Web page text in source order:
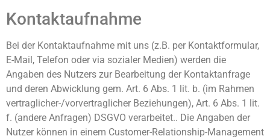
Kontaktaufnahme
Bei der Kontaktaufnahme mit uns (z.B. per Kontaktformular,
E-Mail, Telefon oder via sozialer Medien) werden die
Angaben des Nutzers zur Bearbeitung der Kontaktanfrage
und deren Abwicklung gem. Art. 6 Abs. 1 lit. b. (im Rahmen
vertraglicher-/vorvertraglicher Beziehungen), Art. 6 Abs. 1 lit.
f. (andere Anfragen) DSGVO verarbeitet.. Die Angaben der
Nutzer können in einem Customer-Relationship-Management